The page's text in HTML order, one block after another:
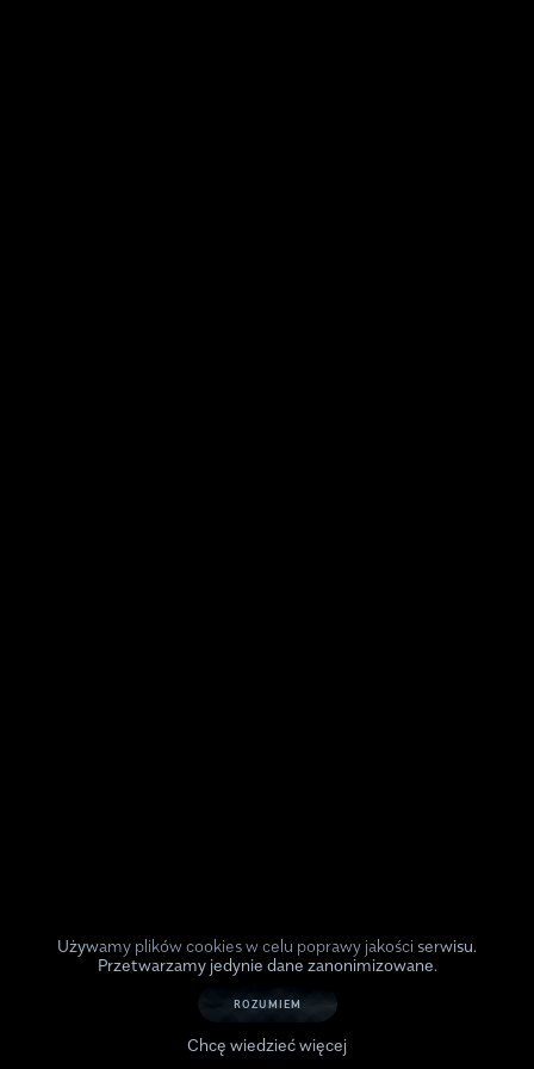
Używamy plików cookies w celu poprawy jakości serwisu.
Przetwarzamy jedynie dane zanonimizowane.
ROZUMIEM
Chcę wiedzieć więcej